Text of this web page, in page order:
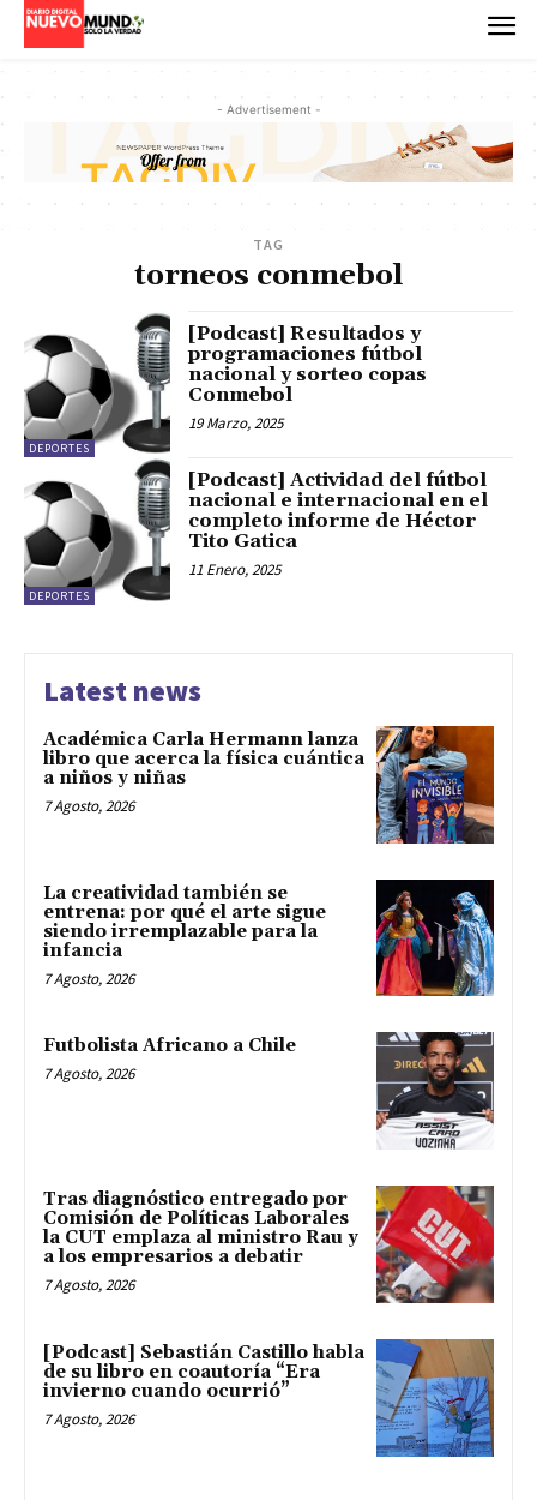
- Advertisement -
TAG
torneos conmebol
DEPORTES
[Podcast] Resultados y
programaciones fútbol
nacional y sorteo copas
Conmebol
19 Marzo, 2025
DEPORTES
[Podcast] Actividad del fútbol
nacional e internacional en el
completo informe de Héctor
Tito Gatica
11 Enero, 2025
Latest news
Académica Carla Hermann lanza
libro que acerca la física cuántica
a niños y niñas
7 Agosto, 2026
La creatividad también se
entrena: por qué el arte sigue
siendo irremplazable para la
infancia
7 Agosto, 2026
Futbolista Africano a Chile
7 Agosto, 2026
Tras diagnóstico entregado por
Comisión de Políticas Laborales
la CUT emplaza al ministro Rau y
a los empresarios a debatir
7 Agosto, 2026
[Podcast] Sebastián Castillo habla
de su libro en coautoría “Era
invierno cuando ocurrió”
7 Agosto, 2026